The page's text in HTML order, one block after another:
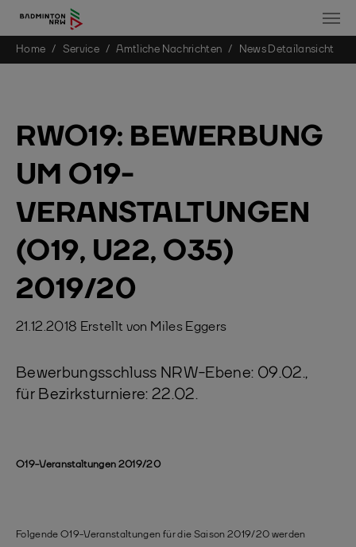
Skip to main content
You are here:
Home Service Amtliche Nachrichten News Detailansicht
RWO19: BEWERBUNG
UM O19-
VERANSTALTUNGEN
(O19, U22, O35)
2019/20
21.12.2018 Erstellt von Miles Eggers
Bewerbungsschluss NRW-Ebene: 09.02.,
für Bezirksturniere: 22.02.
O19-Veranstaltungen 2019/20
Folgende O19-Veranstaltungen für die Saison 2019/20 werden